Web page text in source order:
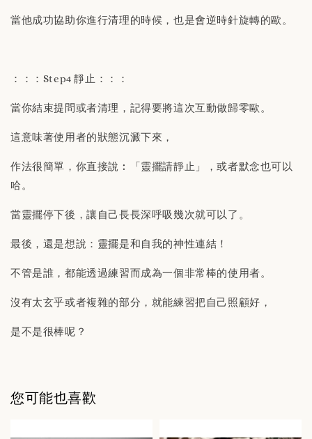
當他成功協助你進行清理的時候，也是會逆時針旋轉的歐。
：：：Step4 靜止：：：
當你結束提問或者清理，記得要將這次互動做歸零歐。
這意味著使用者的狀態沉澱下來，
作法很簡單，你直接說︰「靈擺請靜止」，或者默念也可以
哈。
當靈擺停下後，讓自己長長深呼吸幾次就可以了。
最後，還是想說：靈擺是和自我的神性連結！
不管是誰，都能透過練習而成為一個非常棒的使用者。
沒有太玄乎或者複雜的部分，就能練習把自己照顧好，
是不是很棒呢？
您可能也喜歡